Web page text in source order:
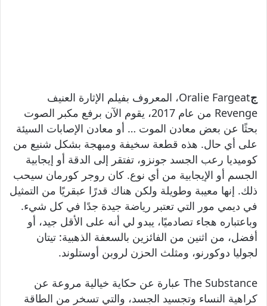
ج
Oralie Fargeat، المعروف بفيلم الإثارة العنيف
Revenge من عام 2017، يقوم الآن برفع مكبر الصوت
بحثًا عن بعض معادن الموت … أو معادن الإصابات السيئة
على أي حال. هذه قطعة سخيفة ومبهجة بشكل شنيع من
كوميديا ​​رعب الجسد جونزو، تفتقر إلى الدقة أو إيجابية
الجسم أو الإيجابية من أي نوع. كان روجر كورمان سيحب
ذلك. إنها معيبة وطويلة ولكن هناك قدرًا عبقريًا من التمثيل
في ديمي مور التي تعتبر رياضة جيدة جدًا في كل شيء.
وباعتباره هجاء تصادميًا، يبدو لي أنه على الأقل جيد، أو
أفضل، من اثنين من الفائزين بالسعفة الذهبية: تيتان
لجوليا دوكورنو، ومثلث الحزن لروبن أوستلوند.
The Substance عبارة عن حكاية خيالية مروعة عن
كراهية النساء وتجسيد الجسد، والتي تسخر من الطاقة